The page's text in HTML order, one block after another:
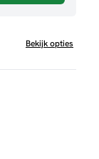
Bekijk opties